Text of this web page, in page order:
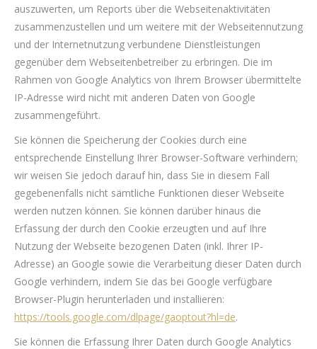
auszuwerten, um Reports über die Webseitenaktivitäten
zusammenzustellen und um weitere mit der Webseitennutzung
und der Internetnutzung verbundene Dienstleistungen
gegenüber dem Webseitenbetreiber zu erbringen. Die im
Rahmen von Google Analytics von Ihrem Browser übermittelte
IP-Adresse wird nicht mit anderen Daten von Google
zusammengeführt.
Sie können die Speicherung der Cookies durch eine
entsprechende Einstellung Ihrer Browser-Software verhindern;
wir weisen Sie jedoch darauf hin, dass Sie in diesem Fall
gegebenenfalls nicht sämtliche Funktionen dieser Webseite
werden nutzen können. Sie können darüber hinaus die
Erfassung der durch den Cookie erzeugten und auf Ihre
Nutzung der Webseite bezogenen Daten (inkl. Ihrer IP-
Adresse) an Google sowie die Verarbeitung dieser Daten durch
Google verhindern, indem Sie das bei Google verfügbare
Browser-Plugin herunterladen und installieren:
https://tools.google.com/dlpage/gaoptout?hl=de.
Sie können die Erfassung Ihrer Daten durch Google Analytics